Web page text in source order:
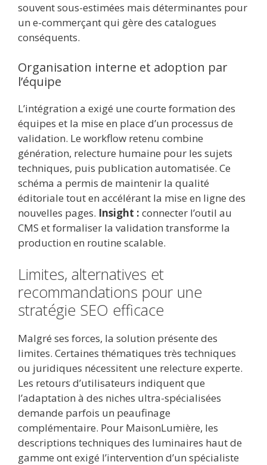
souvent sous-estimées mais déterminantes pour
un e-commerçant qui gère des catalogues
conséquents.
Organisation interne et adoption par
l’équipe
L’intégration a exigé une courte formation des
équipes et la mise en place d’un processus de
validation. Le workflow retenu combine
génération, relecture humaine pour les sujets
techniques, puis publication automatisée. Ce
schéma a permis de maintenir la qualité
éditoriale tout en accélérant la mise en ligne des
nouvelles pages. Insight : connecter l’outil au
CMS et formaliser la validation transforme la
production en routine scalable.
Limites, alternatives et
recommandations pour une
stratégie SEO efficace
Malgré ses forces, la solution présente des
limites. Certaines thématiques très techniques
ou juridiques nécessitent une relecture experte.
Les retours d’utilisateurs indiquent que
l’adaptation à des niches ultra-spécialisées
demande parfois un peaufinage
complémentaire. Pour MaisonLumière, les
descriptions techniques des luminaires haut de
gamme ont exigé l’intervention d’un spécialiste